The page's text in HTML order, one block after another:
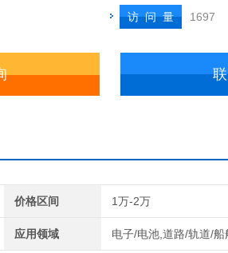
访 问 量 1697
价格区间 1万-2万
应用领域 电子/电池,道路/轨道/船